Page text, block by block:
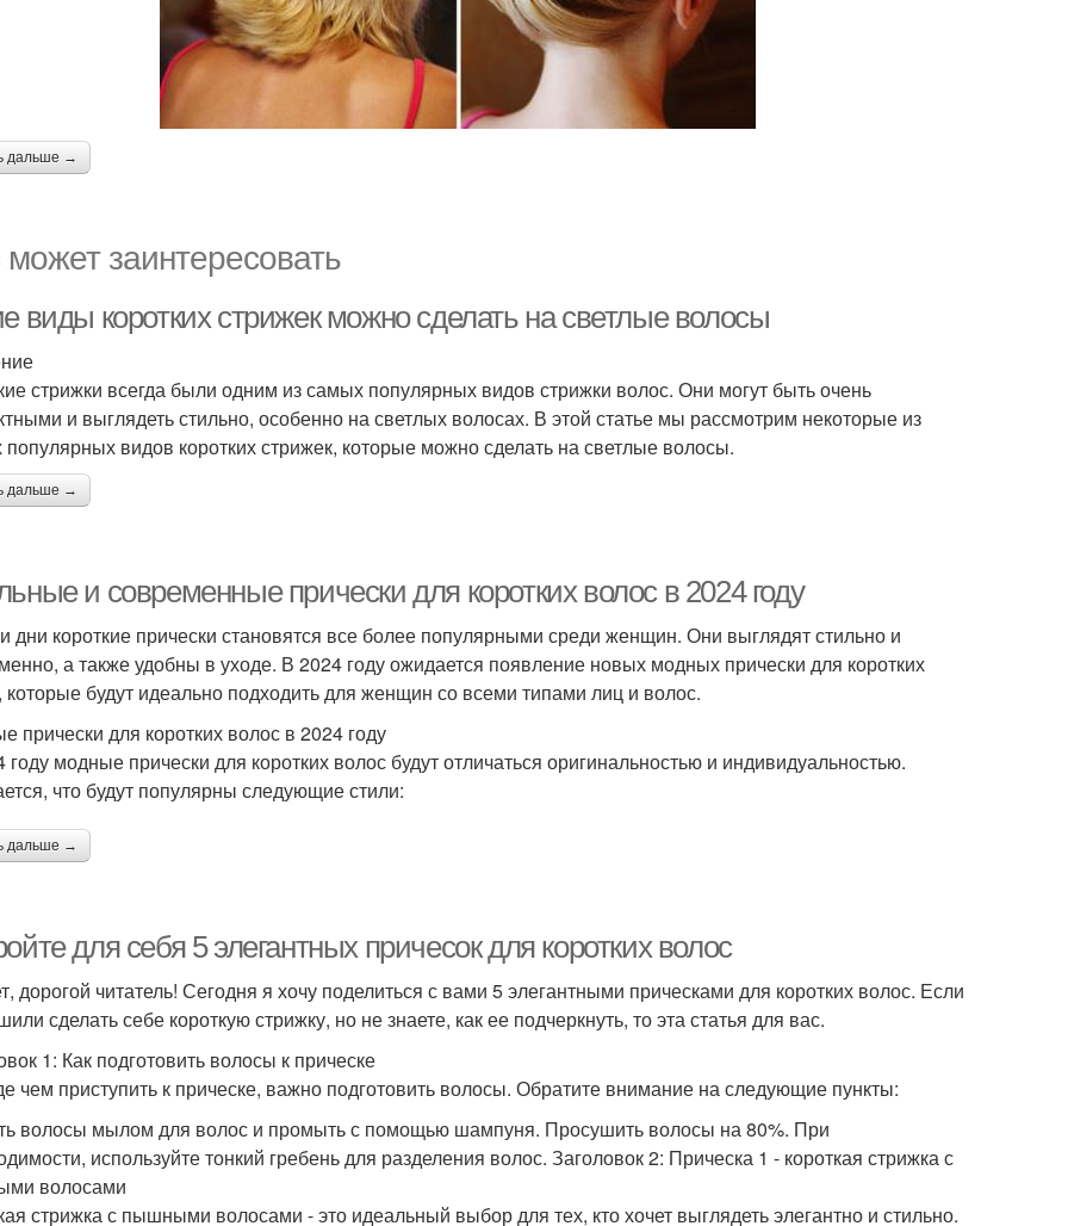
дальше →
заинтересовать
виды коротких стрижек можно сделать на светлые волосы
стрижки всегда были одним из самых популярных видов стрижки волос. Они могут быть очень
и выглядеть стильно, особенно на светлых волосах. В этой статье мы рассмотрим некоторые из
видов коротких стрижек, которые можно сделать на светлые волосы.
дальше →
и современные прически для коротких волос в 2024 году
дни короткие прически становятся все более популярными среди женщин. Они выглядят стильно и
а также удобны в уходе. В 2024 году ожидается появление новых модных прически для коротких
которые будут идеально подходить для женщин со всеми типами лиц и волос.
прически для коротких волос в 2024 году
году модные прически для коротких волос будут отличаться оригинальностью и индивидуальностью.
что будут популярны следующие стили:
дальше →
для себя 5 элегантных причесок для коротких волос
дорогой читатель! Сегодня я хочу поделиться с вами 5 элегантными прическами для коротких волос. Если
сделать себе короткую стрижку, но не знаете, как ее подчеркнуть, то эта статья для вас.
1: Как подготовить волосы к прическе
чем приступить к прическе, важно подготовить волосы. Обратите внимание на следующие пункты:
волосы мылом для волос и промыть с помощью шампуня. Просушить волосы на 80%. При
используйте тонкий гребень для разделения волос. Заголовок 2: Прическа 1 - короткая стрижка с
волосами
стрижка с пышными волосами - это идеальный выбор для тех, кто хочет выглядеть элегантно и стильно.